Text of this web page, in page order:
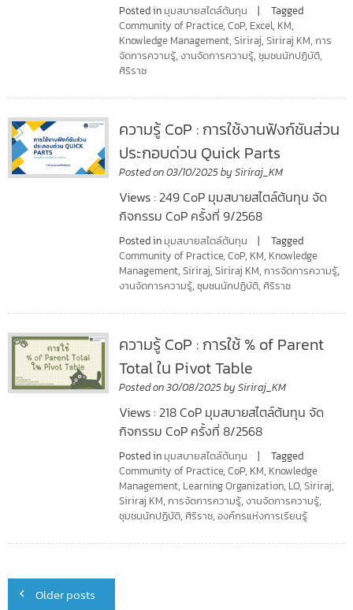
Posted in มุมสบายสไตล์ต้นทุน
Tagged
Community of Practice,CoP, Excel, KM,
Knowledge Management,Siriraj,Siriraj KM,การ
จัดการความรู้,งานจัดการความรู้,ชุมชนนักปฏิบัติ,
ศิริราช
ความรู้ CoP : การใช้งานฟังก์ชันส่วน
ประกอบด่วน Quick Parts
Posted on03/10/2025bySiriraj_KM
Views : 249 CoP มุมสบายสไตล์ต้นทุน จัด
กิจกรรม CoP ครั้งที่ 9/2568
Posted in มุมสบายสไตล์ต้นทุน
Tagged
Community of Practice,CoP, KM, Knowledge
Management,Siriraj,Siriraj KM,การจัดการความรู้,
งานจัดการความรู้,ชุมชนนักปฏิบัติ, ศิริราช
ความรู้ CoP : การใช้ % of Parent
Total ใน Pivot Table
Posted on30/08/2025bySiriraj_KM
Views : 218 CoP มุมสบายสไตล์ต้นทุน จัด
กิจกรรม CoP ครั้งที่ 8/2568
Posted in มุมสบายสไตล์ต้นทุน
Tagged
Community of Practice,CoP, KM, Knowledge
Management, Learning Organization, LO,Siriraj,
Siriraj KM,การจัดการความรู้,งานจัดการความรู้,
ชุมชนนักปฏิบัติ, ศิริราช,องค์กรแห่งการเรียนรู้
Posts
navigation
Older posts